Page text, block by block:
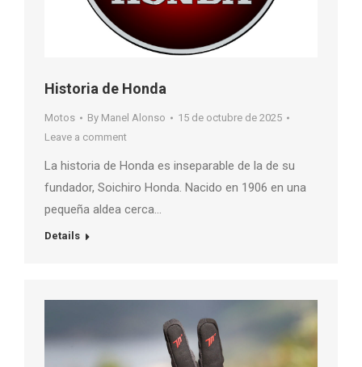
Historia de Honda
Motos By Manel Alonso
15 de octubre de 2025
Leave a comment
La historia de Honda es inseparable de la de su
fundador, Soichiro Honda. Nacido en 1906 en una
pequeña aldea cerca…
Details